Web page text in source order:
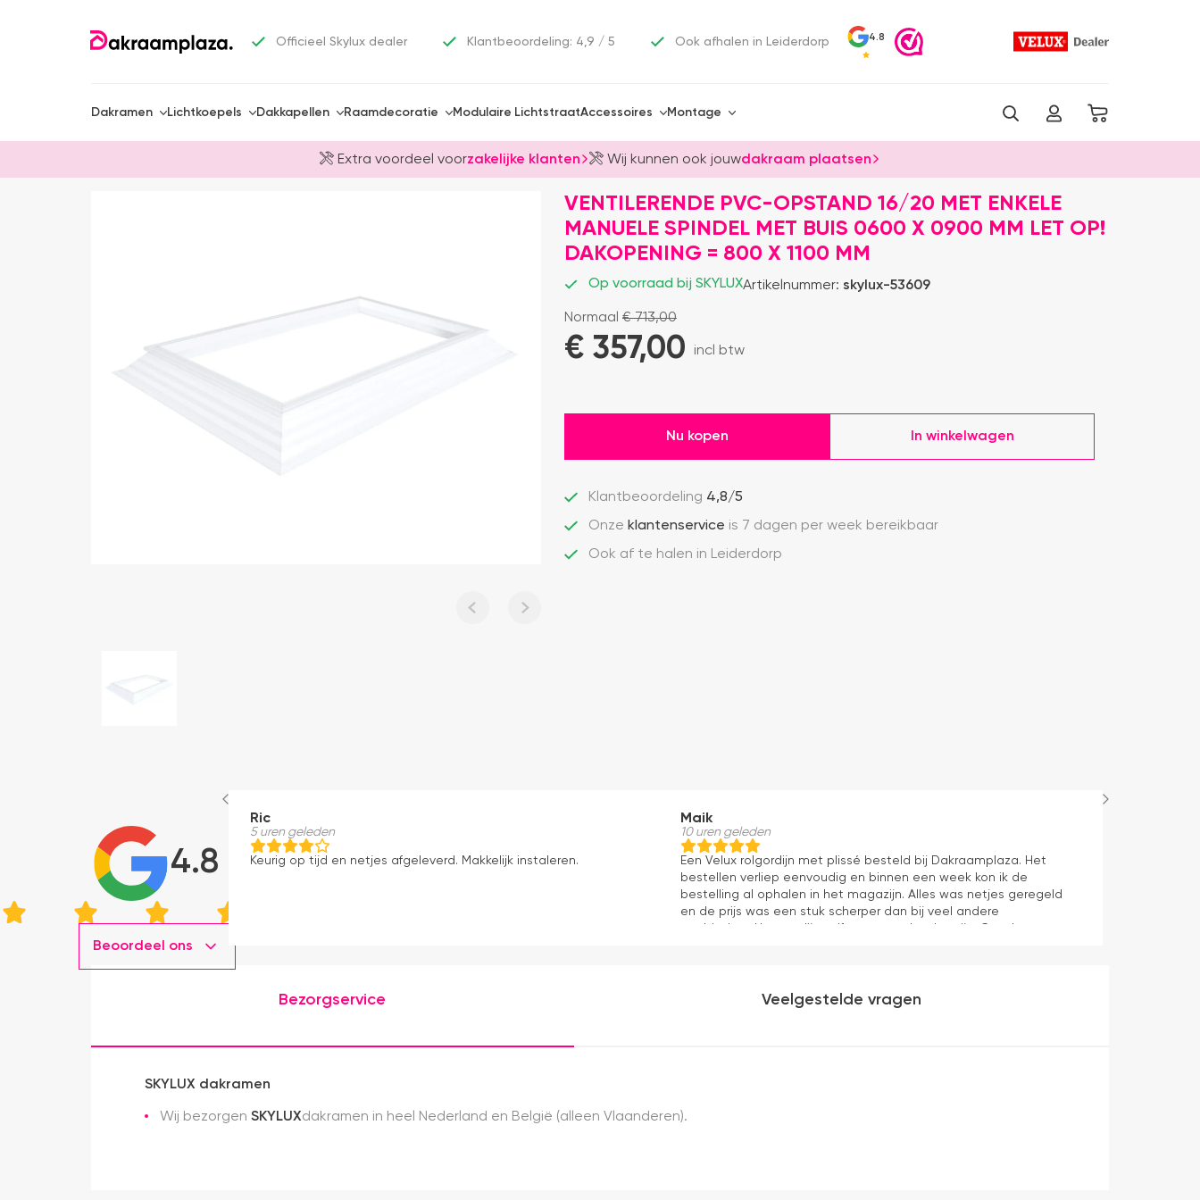
Officieel Skylux dealer Klantbeoordeling: 4,9 / 5 Ook afhalen in Leiderdorp 4.8
Dakramen Lichtkoepels Dakkapellen Raamdecoratie Modulaire LichtstraatAccessoires Montage
Extra voordeel voorzakelijke klanten Wij kunnen ook jouwdakraam plaatsen
VENTILERENDE PVC-OPSTAND 16/20 MET ENKELE
MANUELE SPINDEL MET BUIS 0600 X 0900 MM LET OP!
DAKOPENING = 800 X 1100 MM
Op voorraad bij SKYLUXArtikelnummer: skylux-53609
Normaal €713,00
€ 357,00 incl btw
Nu kopen In winkelwagen
Klantbeoordeling 4,8/5
Onze klantenservice is 7 dagen per week bereikbaar
Ook af te halen in Leiderdorp
4.8
Beoordeel ons
Ric
5 uren geleden
Keurig op tijd en netjes afgeleverd. Makkelijk instaleren.
Maik
10 uren geleden
Een Velux rolgordijn met plissé besteld bij Dakraamplaza. Het
bestellen verliep eenvoudig en binnen een week kon ik de
bestelling al ophalen in het magazijn. Alles was netjes geregeld
en de prijs was een stuk scherper dan bij veel andere
Bezorgservice Veelgestelde vragen
SKYLUX dakramen
Wij bezorgen SKYLUXdakramen in heel Nederland en België (alleen Vlaanderen).